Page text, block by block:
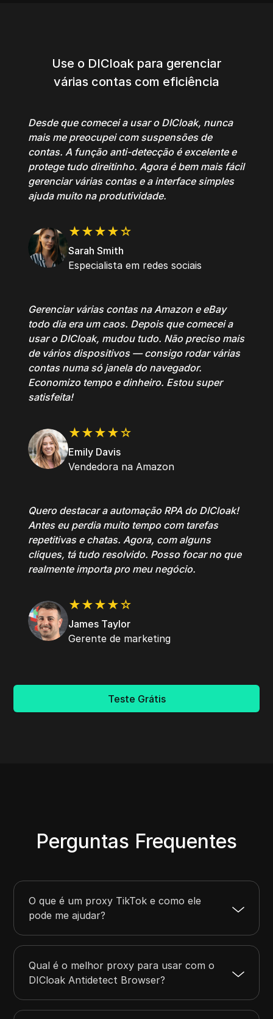
Use o DICloak para gerenciar
várias contas com eficiência
Desde que comecei a usar o DICloak, nunca
mais me preocupei com suspensões de
contas. A função anti-detecção é excelente e
protege tudo direitinho. Agora é bem mais fácil
gerenciar várias contas e a interface simples
ajuda muito na produtividade.
★★★★☆
Sarah Smith
Especialista em redes sociais
Gerenciar várias contas na Amazon e eBay
todo dia era um caos. Depois que comecei a
usar o DICloak, mudou tudo. Não preciso mais
de vários dispositivos — consigo rodar várias
contas numa só janela do navegador.
Economizo tempo e dinheiro. Estou super
satisfeita!
★★★★☆
Emily Davis
Vendedora na Amazon
Quero destacar a automação RPA do DICloak!
Antes eu perdia muito tempo com tarefas
repetitivas e chatas. Agora, com alguns
cliques, tá tudo resolvido. Posso focar no que
realmente importa pro meu negócio.
★★★★☆
James Taylor
Gerente de marketing
Teste Grátis
Perguntas Frequentes
O que é um proxy TikTok e como ele
pode me ajudar?
Qual é o melhor proxy para usar com o
DICloak Antidetect Browser?